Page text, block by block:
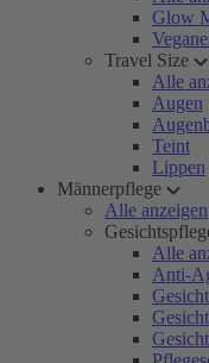
Glow
Travel Size
Alle
Augen
Teint
Lippen
Männerpflege
Alle anzeigen
Alle
Anti-